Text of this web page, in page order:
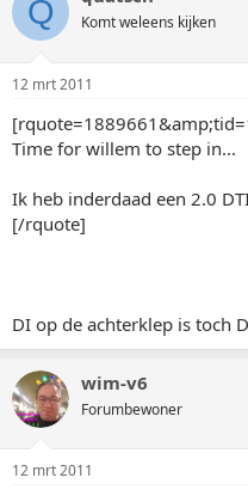
Q Komt weleens kijken
12 mrt 2011
Time for willem to step in...
Ik heb inderdaad een 2.0
[/rquote]
DI op de achterklep is toch
wim-v6
Forumbewoner
12 mrt 2011